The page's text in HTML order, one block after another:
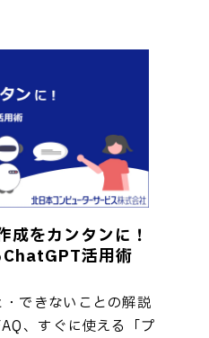
をカンタンに！
活用術
できないことの解説
、すぐに使える「プ